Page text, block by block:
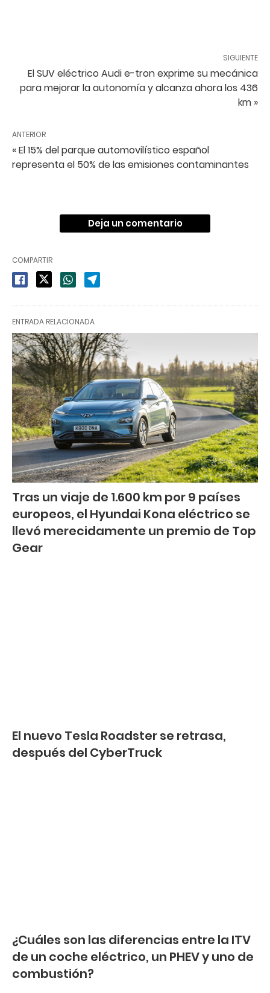
SIGUIENTE
El SUV eléctrico Audi e-tron exprime su mecánica
para mejorar la autonomía y alcanza ahora los 436
km »
ANTERIOR
« El 15% del parque automovilístico español
representa el 50% de las emisiones contaminantes
Deja un comentario
COMPARTIR
ENTRADA RELACIONADA
Tras un viaje de 1.600 km por 9 países
europeos, el Hyundai Kona eléctrico se
llevó merecidamente un premio de Top
Gear
El nuevo Tesla Roadster se retrasa,
después del CyberTruck
¿Cuáles son las diferencias entre la ITV
de un coche eléctrico, un PHEV y uno de
combustión?